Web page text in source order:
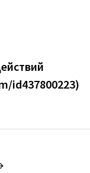
id437800223)